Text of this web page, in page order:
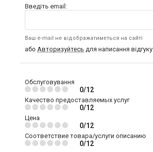
Введіть email:
Ваш e-mail не відображатиметься на сайті
або Авторизуйтесь для написання відгуку
Обслуговування
0/12
Качество предоставляемых услуг
0/12
Цена
0/12
Соответствие товара/услуги описанию
0/12